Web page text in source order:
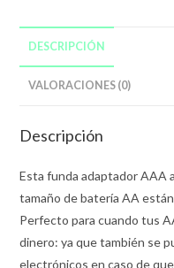
cantidad
DESCRIPCIÓN
VALORACIONES (0)
Descripción
Esta funda adaptador AAA
tamaño de batería AA
Perfecto para cuando tus
dinero: ya que también se
electrónicos en caso de